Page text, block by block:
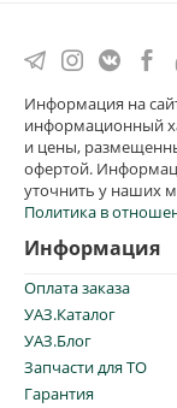
Информация на
информационный
и цены,
офертой.
уточнить у наших
Политика в
Информация
Оплата заказа
УАЗ.Каталог
УАЗ.Блог
Запчасти для ТО
Гарантия